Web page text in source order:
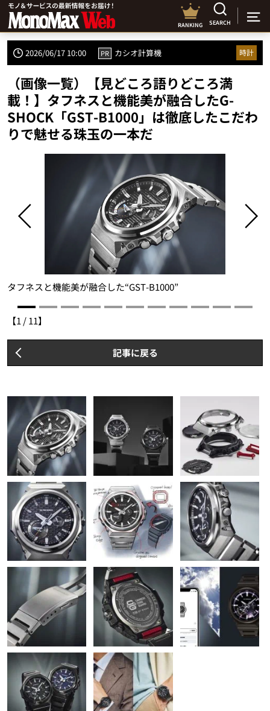
RANKING SEARCH
2026/06/17 10:00 PR カシオ計算機 時計
（画像一覧）【見どころ語りどころ満
載！】タフネスと機能美が融合したG-
SHOCK「GST-B1000」は徹底したこだわ
りで魅せる珠玉の一本だ
タフネスと機能美が融合した“GST-B1000”
【1 /11】
記事に戻る